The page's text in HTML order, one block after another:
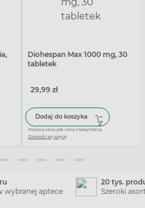
Diohespan Max 1000 mg, 30
tabletek
29,99 zł
Dodaj do koszyka
Podana cena jest ceną maksymalną
Dowiedz się więcej
wybranej aptece
20 tys.
Szeroki